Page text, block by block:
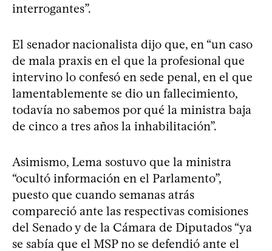
interrogantes”.
El senador nacionalista dijo que, en “un caso
de mala praxis en el que la profesional que
intervino lo confesó en sede penal, en el que
lamentablemente se dio un fallecimiento,
todavía no sabemos por qué la ministra baja
de cinco a tres años la inhabilitación”.
Asimismo, Lema sostuvo que la ministra
“ocultó información en el Parlamento”,
puesto que cuando semanas atrás
compareció ante las respectivas comisiones
del Senado y de la Cámara de Diputados “ya
se sabía que el MSP no se defendió ante el